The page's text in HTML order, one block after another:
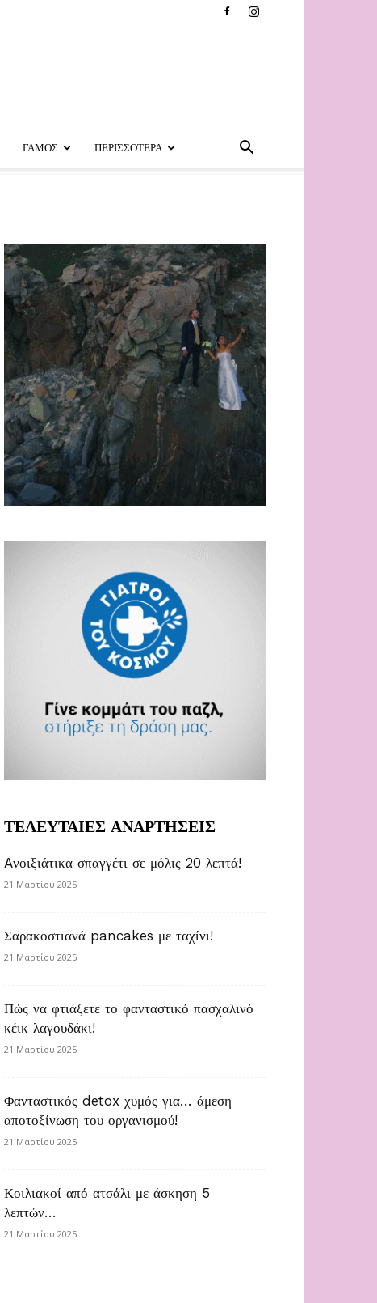
ΓΑΜΟΣ ΠΕΡΙΣΣΟΤΕΡΑ
ΤΕΛΕΥΤΑΙΕΣ ΑΝΑΡΤΗΣΕΙΣ
Aνοιξιάτικα σπαγγέτι σε μόλις 20 λεπτά!
21 Μαρτίου 2025
Σαρακοστιανά pancakes με ταχίνι!
21 Μαρτίου 2025
Πώς να φτιάξετε το φανταστικό πασχαλινό
κέικ λαγουδάκι!
21 Μαρτίου 2025
Φανταστικός detox χυμός για… άμεση
αποτοξίνωση του οργανισμού!
21 Μαρτίου 2025
Κοιλιακοί από ατσάλι με άσκηση 5
λεπτών…
21 Μαρτίου 2025